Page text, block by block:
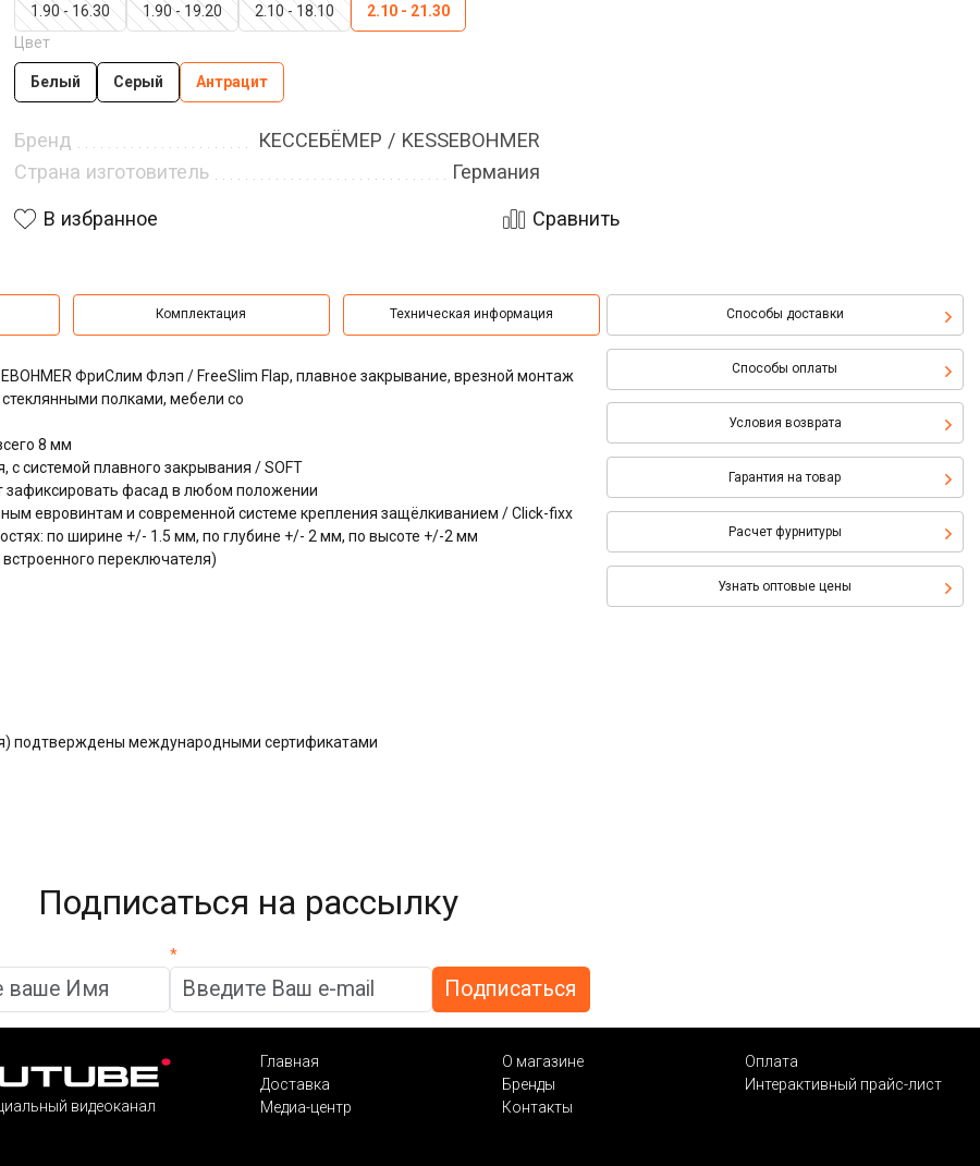
1.90 - 16.30 1.90 - 19.20 2.10 - 18.10
2.10 - 21.30
Цвет
Белый Серый Антрацит
Бренд
КЕССЕБЁМЕР / KESSEBOHMER
Страна изготовитель
Германия
В избранное Сравнить
Комплектация Техническая информация Способы доставки
Способы оплаты
Условия возврата
Гарантия на товар
Расчет фурнитуры
Узнать оптовые цены
ФриСлим Флэп / FreeSlim Flap, плавное закрывание, врезной монтаж
полками, мебели со
8 мм
с системой плавного закрывания / SOFT
зафиксировать фасад в любом положении
евровинтам и современной системе крепления защёлкиванием / Click-fixx
по ширине +/- 1.5 мм, по глубине +/- 2 мм, по высоте +/-2 мм
переключателя)
подтверждены международными сертификатами
Подписаться на рассылку
*
видеоканал
Главная О магазине
Оплата
Доставка
Бренды
Интерактивный прайс-лист
Медиа-центр
Контакты